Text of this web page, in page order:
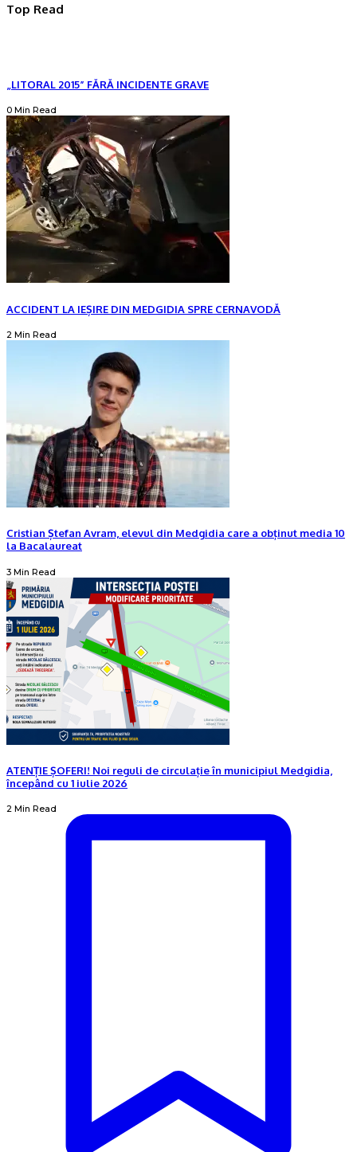
Top Read
„LITORAL 2015” FĂRĂ INCIDENTE GRAVE
0 Min Read
ACCIDENT LA IEȘIRE DIN MEDGIDIA SPRE CERNAVODĂ
2 Min Read
Cristian Ștefan Avram, elevul din Medgidia care a obținut media 10
la Bacalaureat
3 Min Read
ATENȚIE ȘOFERI! Noi reguli de circulație în municipiul Medgidia,
începând cu 1 iulie 2026
2 Min Read